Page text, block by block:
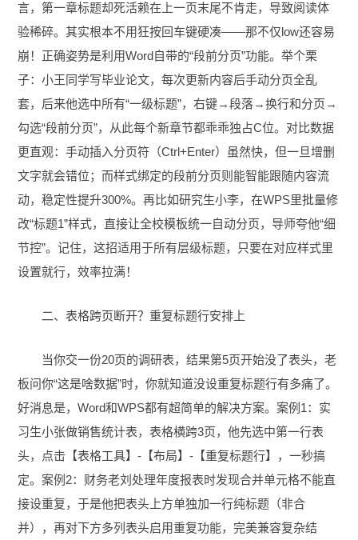
言，第一章标题却死活赖在上一页末尾不肯走，导致阅读体
验稀碎。其实根本不用狂按回车键硬凑——那不仅low还容易
崩！正确姿势是利用Word自带的“段前分页”功能。举个栗
子：小王同学写毕业论文，每次更新内容后手动分页全乱
套，后来他选中所有“一级标题”，右键→段落→换行和分页→
勾选“段前分页”，从此每个新章节都乖乖独占C位。对比数据
更直观：手动插入分页符（Ctrl+Enter）虽然快，但一旦增删
文字就会错位；而样式绑定的段前分页则能智能跟随内容流
动，稳定性提升300%。再比如研究生小李，在WPS里批量修
改“标题1”样式，直接让全校模板统一自动分页，导师夸他“细
节控”。记住，这招适用于所有层级标题，只要在对应样式里
设置就行，效率拉满！
二、表格跨页断开？重复标题行安排上
当你交一份20页的调研表，结果第5页开始没了表头，老
板问你“这是啥数据”时，你就知道没设重复标题行有多痛了。
好消息是，Word和WPS都有超简单的解决方案。案例1：实
习生小张做销售统计表，表格横跨3页，他先选中第一行表
头，点击【表格工具】-【布局】-【重复标题行】，一秒搞
定。案例2：财务老刘处理年度报表时发现合并单元格不能直
接设重复，于是他把表头上方单独加一行纯标题（非合
并），再对下方多列表头启用重复功能，完美兼容复杂结